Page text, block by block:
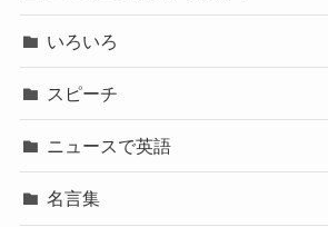
いろいろ
スピーチ
ニュースで英語
名言集